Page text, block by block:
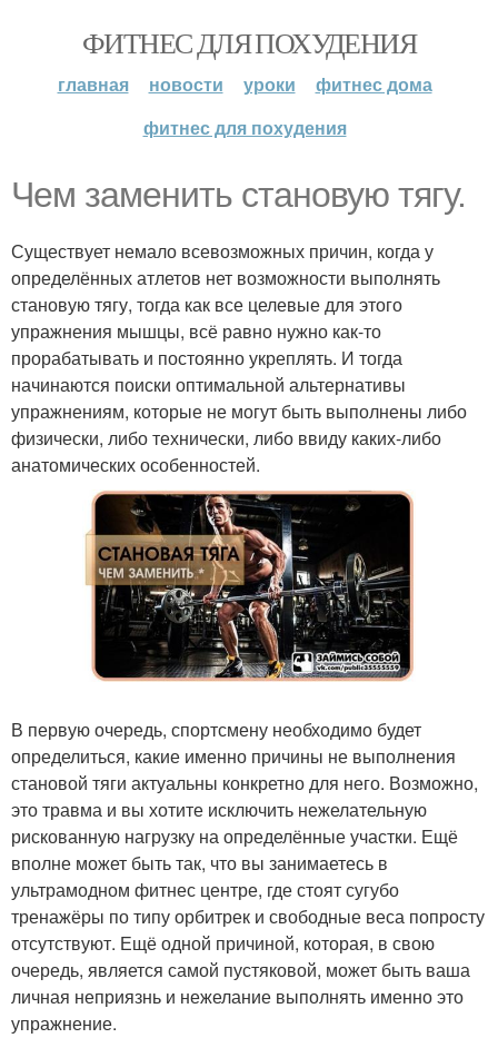
ФИТНЕС ДЛЯ ПОХУДЕНИЯ
главная новости уроки
фитнес дома
фитнес для похудения
Чем заменить становую тягу.
Существует немало всевозможных причин, когда у
определённых атлетов нет возможности выполнять
становую тягу, тогда как все целевые для этого
упражнения мышцы, всё равно нужно как-то
прорабатывать и постоянно укреплять. И тогда
начинаются поиски оптимальной альтернативы
упражнениям, которые не могут быть выполнены либо
физически, либо технически, либо ввиду каких-либо
анатомических особенностей.
В первую очередь, спортсмену необходимо будет
определиться, какие именно причины не выполнения
становой тяги актуальны конкретно для него. Возможно,
это травма и вы хотите исключить нежелательную
рискованную нагрузку на определённые участки. Ещё
вполне может быть так, что вы занимаетесь в
ультрамодном фитнес центре, где стоят сугубо
тренажёры по типу орбитрек и свободные веса попросту
отсутствуют. Ещё одной причиной, которая, в свою
очередь, является самой пустяковой, может быть ваша
личная неприязнь и нежелание выполнять именно это
упражнение.